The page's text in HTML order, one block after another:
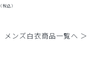
（税込）
メンズ白衣商品一覧へ ＞